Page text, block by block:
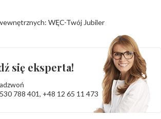
WĘC-Twój Jubiler
się eksperta!
788 401, +48 12 65 11 473